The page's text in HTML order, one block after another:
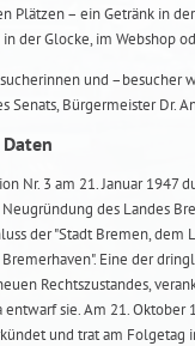
Plätzen – ein Getränk in
der Glocke, im Webshop
und –besucher
Senats, Bürgermeister Dr.
Nr. 3 am 21. Januar 1947
des Landes
der "Stadt Bremen,
Eine der
Rechtszustandes,
entwarf sie. Am 21. Oktober
und trat am Folgetag